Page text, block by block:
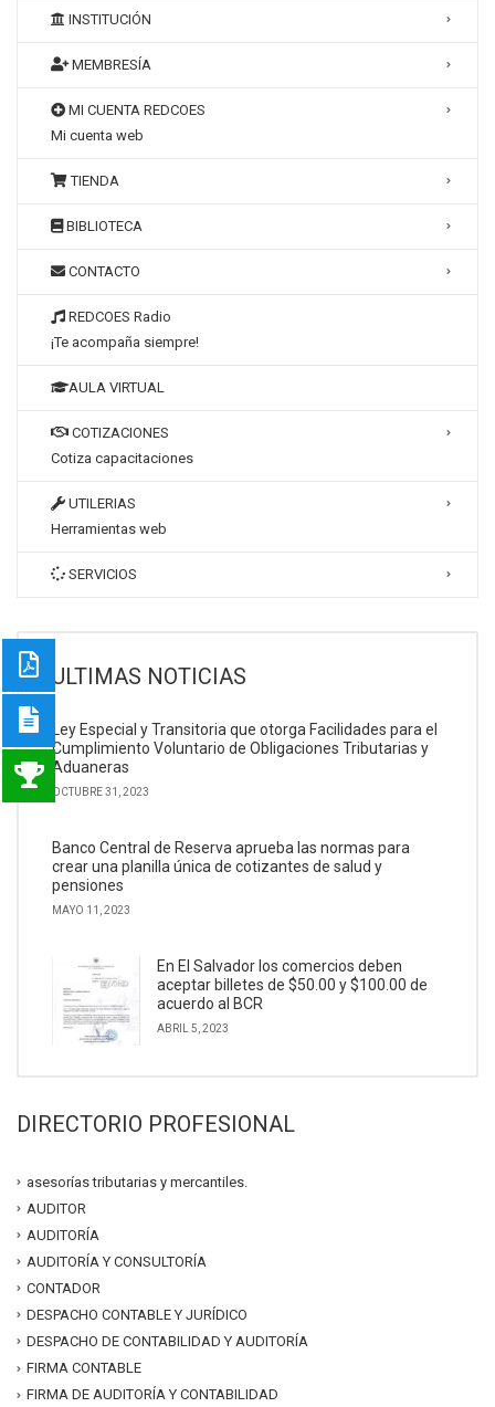
INSTITUCIÓN
MEMBRESÍA
MI CUENTA REDCOES
Mi cuenta web
TIENDA
BIBLIOTECA
CONTACTO
REDCOES Radio
¡Te acompaña siempre!
AULA VIRTUAL
COTIZACIONES
Cotiza capacitaciones
UTILERIAS
Herramientas web
SERVICIOS
ULTIMAS NOTICIAS
Ley Especial y Transitoria que otorga Facilidades para el
Cumplimiento Voluntario de Obligaciones Tributarias y
Aduaneras
OCTUBRE 31, 2023
Banco Central de Reserva aprueba las normas para
crear una planilla única de cotizantes de salud y
pensiones
MAYO 11, 2023
En El Salvador los comercios deben
aceptar billetes de $50.00 y $100.00 de
acuerdo al BCR
ABRIL 5, 2023
DIRECTORIO PROFESIONAL
asesorías tributarias y mercantiles.
AUDITOR
AUDITORÍA
AUDITORÍA Y CONSULTORÍA
CONTADOR
DESPACHO CONTABLE Y JURÍDICO
DESPACHO DE CONTABILIDAD Y AUDITORÍA
FIRMA CONTABLE
FIRMA DE AUDITORÍA Y CONTABILIDAD